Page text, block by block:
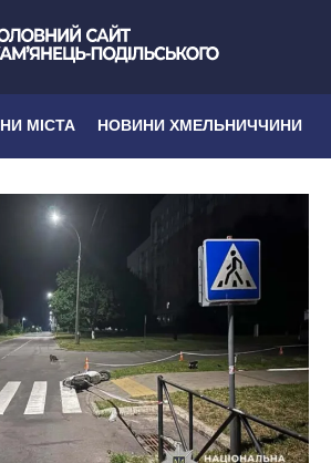
МІСТА НОВИНИ ХМЕЛЬНИЧЧИНИ